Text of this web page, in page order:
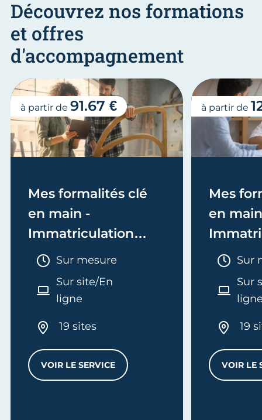
Découvrez nos formations
et offres
d'accompagnement
Mes formalités clé
en main -
Immatriculation
(EI/Micro-entreprise
ou réel)
Durée :
Sur mesure
Sur site/En
ligne
19 sites
VOIR LE SERVICEMES FORMALITÉS CLÉ EN MAIN -
à partir de 91.67 €
Mes
en
Sur
Sur
19
VOIR LE
à partir de